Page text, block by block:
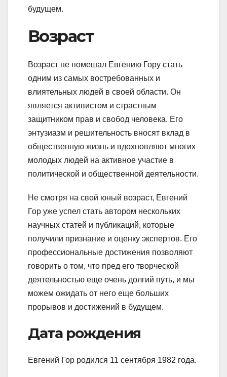
будущем.
Возраст
Возраст не помешал Евгению Гору стать
одним из самых востребованных и
влиятельных людей в своей области. Он
является активистом и страстным
защитником прав и свобод человека. Его
энтузиазм и решительность вносят вклад в
общественную жизнь и вдохновляют многих
молодых людей на активное участие в
политической и общественной деятельности.
Не смотря на свой юный возраст, Евгений
Гор уже успел стать автором нескольких
научных статей и публикаций, которые
получили признание и оценку экспертов. Его
профессиональные достижения позволяют
говорить о том, что пред его творческой
деятельностью еще очень долгий путь, и мы
можем ожидать от него еще больших
прорывов и достижений в будущем.
Дата рождения
Евгений Гор родился 11 сентября 1982 года.